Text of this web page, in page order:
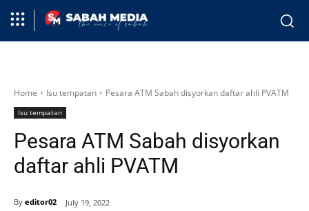
Home Isu tempatan Pesara ATM Sabah disyorkan daftar ahli PVATM
Isu tempatan
Pesara ATM Sabah disyorkan
daftar ahli PVATM
By editor02 July 19, 2022